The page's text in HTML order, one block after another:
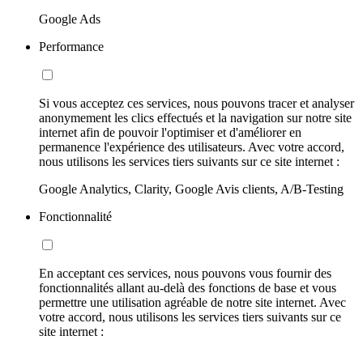
Google Ads
Performance
Si vous acceptez ces services, nous pouvons tracer et analyser
anonymement les clics effectués et la navigation sur notre site
internet afin de pouvoir l'optimiser et d'améliorer en
permanence l'expérience des utilisateurs. Avec votre accord,
nous utilisons les services tiers suivants sur ce site internet :
Google Analytics, Clarity, Google Avis clients, A/B-Testing
Fonctionnalité
En acceptant ces services, nous pouvons vous fournir des
fonctionnalités allant au-delà des fonctions de base et vous
permettre une utilisation agréable de notre site internet. Avec
votre accord, nous utilisons les services tiers suivants sur ce
site internet :